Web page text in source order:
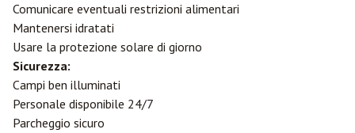
Comunicare eventuali restrizioni alimentari
Mantenersi idratati
Usare la protezione solare di giorno
Sicurezza:
Campi ben illuminati
Personale disponibile 24/7
Parcheggio sicuro